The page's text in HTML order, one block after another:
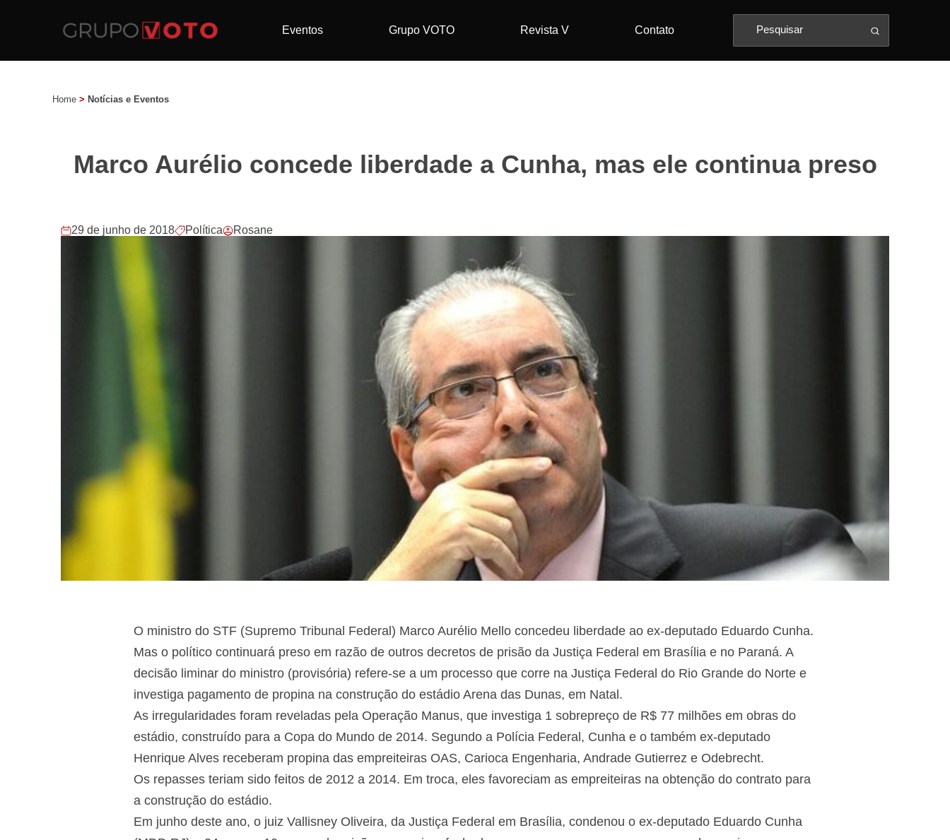
Eventos Grupo VOTO Revista V Contato
Home > Notícias e Eventos
Marco Aurélio concede liberdade a Cunha, mas ele continua preso
29 de junho de 2018 Política Rosane
O ministro do STF (Supremo Tribunal Federal) Marco Aurélio Mello concedeu liberdade ao ex-deputado Eduardo Cunha.
Mas o político continuará preso em razão de outros decretos de prisão da Justiça Federal em Brasília e no Paraná. A
decisão liminar do ministro (provisória) refere-se a um processo que corre na Justiça Federal do Rio Grande do Norte e
investiga pagamento de propina na construção do estádio Arena das Dunas, em Natal.
As irregularidades foram reveladas pela Operação Manus, que investiga 1 sobrepreço de R$ 77 milhões em obras do
estádio, construído para a Copa do Mundo de 2014. Segundo a Polícia Federal, Cunha e o também ex-deputado
Henrique Alves receberam propina das empreiteiras OAS, Carioca Engenharia, Andrade Gutierrez e Odebrecht.
Os repasses teriam sido feitos de 2012 a 2014. Em troca, eles favoreciam as empreiteiras na obtenção do contrato para
a construção do estádio.
Em junho deste ano, o juiz Vallisney Oliveira, da Justiça Federal em Brasília, condenou o ex-deputado Eduardo Cunha